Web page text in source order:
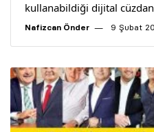
kullanabildiği dijital
Nafizcan Önder 9 Şubat